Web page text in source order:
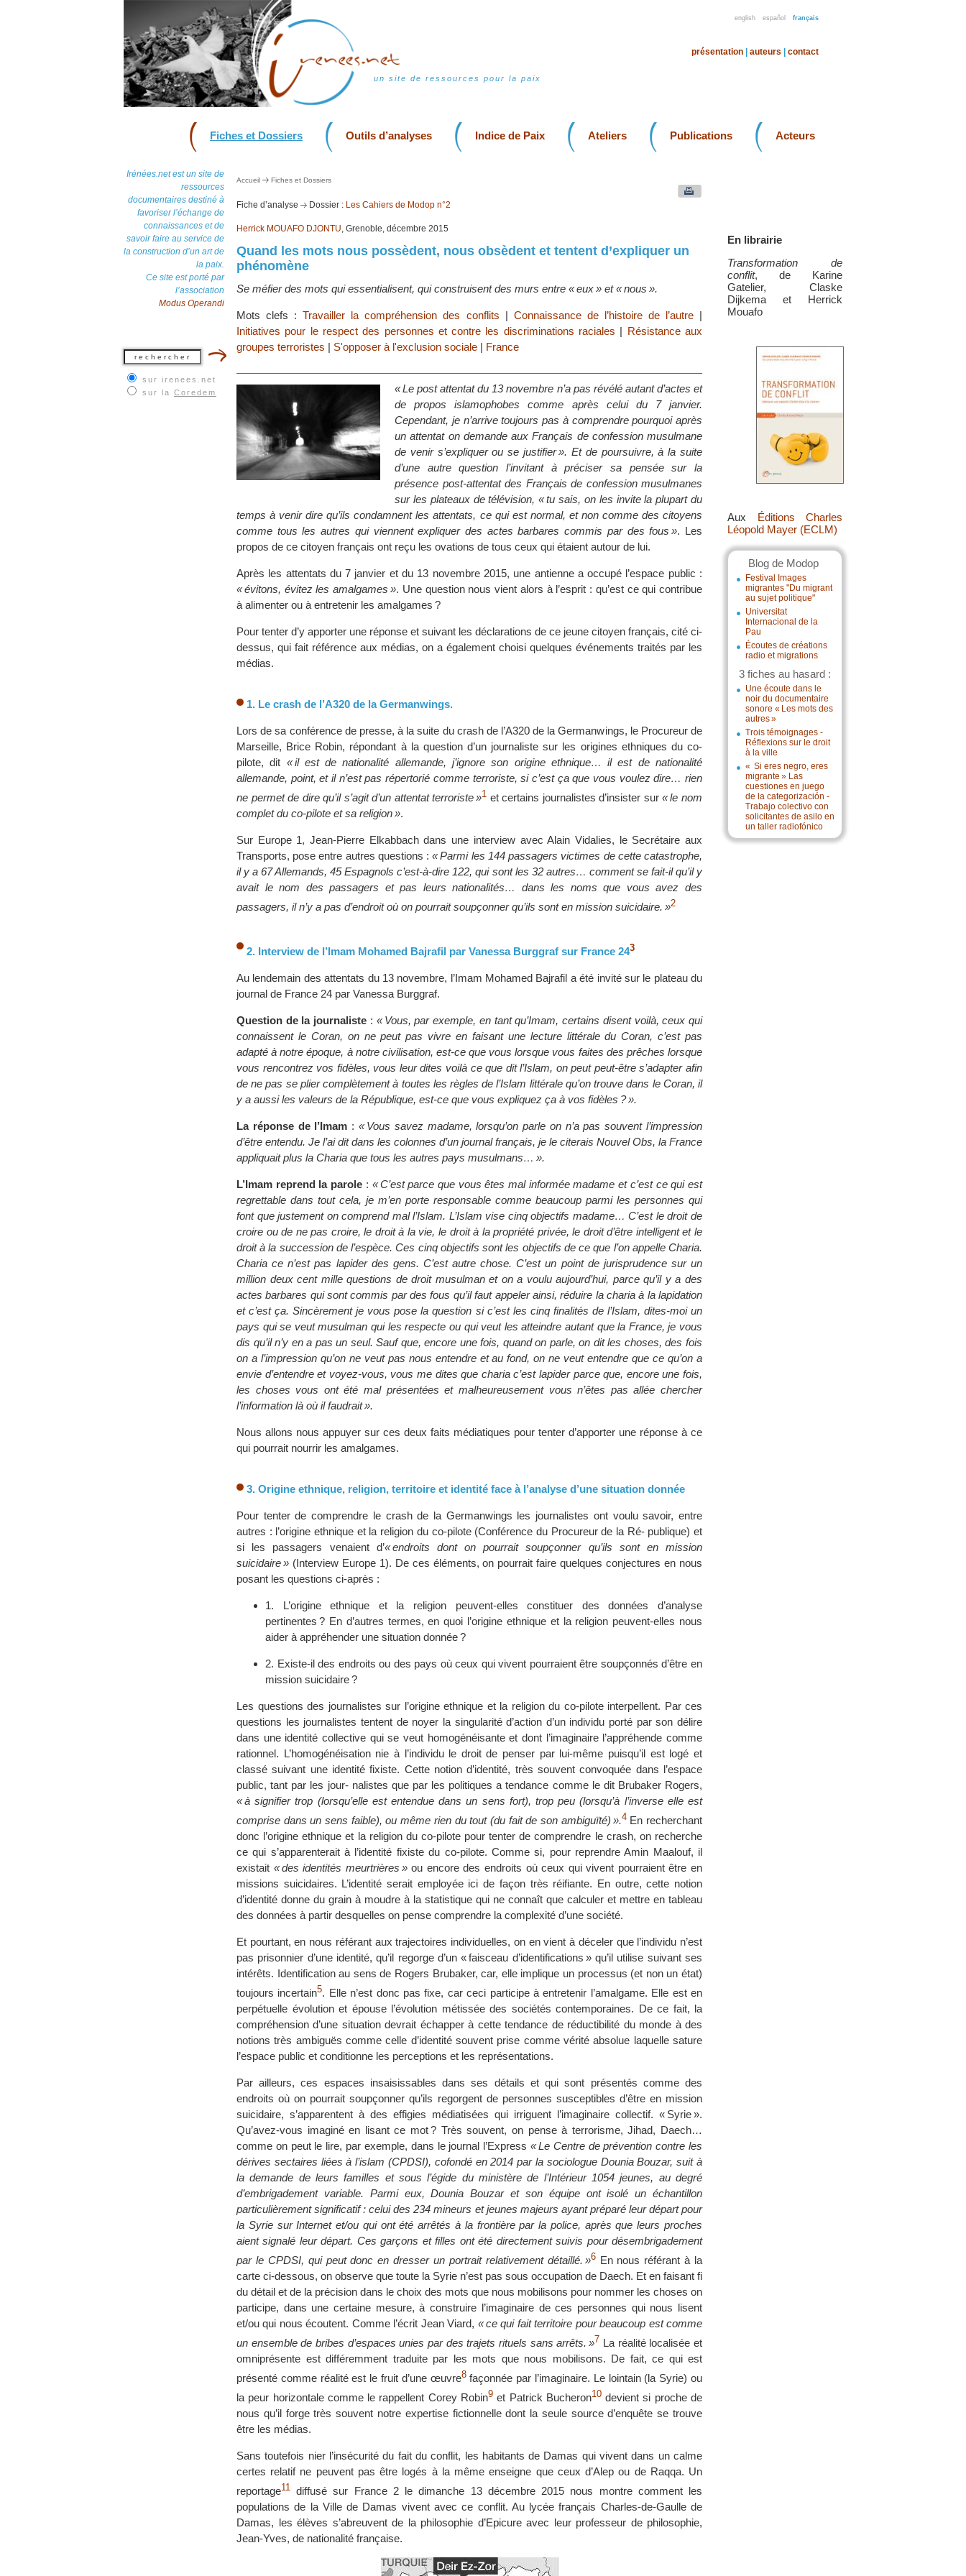
english español français
un site de ressources pour la paix
présentation auteurs contact
Fiches et Dossiers Outils d’analyses Indice de Paix Ateliers Publications Acteurs
Irénées.net est un site de
ressources
documentaires destiné à
favoriser l’échange de
connaissances et de
savoir faire au service de
la construction d’un art de
la paix.
Ce site est porté par
l’association
Modus Operandi
sur irenees.net
sur la Coredem
En librairie
Transformation de
conflit, de Karine
Gatelier, Claske
Dijkema et Herrick
Mouafo
Aux Éditions Charles
Léopold Mayer (ECLM)
Blog de Modop
Festival Images
migrantes "Du migrant
au sujet politique"
Universitat
Internacional de la
Pau
Écoutes de créations
radio et migrations
3 fiches au hasard :
Une écoute dans le
noir du documentaire
sonore « Les mots des
autres »
Trois témoignages -
Réflexions sur le droit
à la ville
« Si eres negro, eres
migrante » Las
cuestiones en juego
de la categorización -
Trabajo colectivo con
solicitantes de asilo en
un taller radiofónico
Accueil Fiches et Dossiers
Fiche d’analyse Dossier : Les Cahiers de Modop n°2
Herrick MOUAFO DJONTU, Grenoble, décembre 2015
Quand les mots nous possèdent, nous obsèdent et tentent d’expliquer un
phénomène
Se méfier des mots qui essentialisent, qui construisent des murs entre « eux » et « nous ».
Mots clefs :Travailler la compréhension des conflits | Connaissance de l’histoire de l’autre|
Initiatives pour le respect des personnes et contre les discriminations raciales | Résistance aux
groupes terroristes | S'opposer à l'exclusion sociale | France
« Le post attentat du 13 novembre n’a pas révélé autant d’actes et
de propos islamophobes comme après celui du 7 janvier.
Cependant, je n’arrive toujours pas à comprendre pourquoi après
un attentat on demande aux Français de confession musulmane
de venir s’expliquer ou se justifier ». Et de poursuivre, à la suite
d’une autre question l’invitant à préciser sa pensée sur la
présence post-attentat des Français de confession musulmanes
sur les plateaux de télévision, « tu sais, on les invite la plupart du
temps à venir dire qu’ils condamnent les attentats, ce qui est normal, et non comme des citoyens
comme tous les autres qui viennent expliquer des actes barbares commis par des fous ». Les
propos de ce citoyen français ont reçu les ovations de tous ceux qui étaient autour de lui.
Après les attentats du 7 janvier et du 13 novembre 2015, une antienne a occupé l’espace public :
« évitons, évitez les amalgames ». Une question nous vient alors à l’esprit : qu’est ce qui contribue
à alimenter ou à entretenir les amalgames ?
Pour tenter d’y apporter une réponse et suivant les déclarations de ce jeune citoyen français, cité ci-
dessus, qui fait référence aux médias, on a également choisi quelques événements traités par les
médias.
1. Le crash de l’A320 de la Germanwings.
Lors de sa conférence de presse, à la suite du crash de l’A320 de la Germanwings, le Procureur de
Marseille, Brice Robin, répondant à la question d’un journaliste sur les origines ethniques du co-
pilote, dit « il est de nationalité allemande, j’ignore son origine ethnique… il est de nationalité
allemande, point, et il n’est pas répertorié comme terroriste, si c’est ça que vous voulez dire… rien
ne permet de dire qu’il s’agit d’un attentat terroriste »1 et certains journalistes d’insister sur« le nom
complet du co-pilote et sa religion ».
Sur Europe 1, Jean-Pierre Elkabbach dans une interview avec Alain Vidalies, le Secrétaire aux
Transports, pose entre autres questions :« Parmi les 144 passagers victimes de cette catastrophe,
il y a 67 Allemands, 45 Espagnols c’est-à-dire 122, qui sont les 32 autres… comment se fait-il qu’il y
avait le nom des passagers et pas leurs nationalités… dans les noms que vous avez des
passagers, il n’y a pas d’endroit où on pourrait soupçonner qu’ils sont en mission suicidaire. »2
2. Interview de l’Imam Mohamed Bajrafil par Vanessa Burggraf sur France 243
Au lendemain des attentats du 13 novembre, l’Imam Mohamed Bajrafil a été invité sur le plateau du
journal de France 24 par Vanessa Burggraf.
Question de la journaliste : « Vous, par exemple, en tant qu’Imam, certains disent voilà, ceux qui
connaissent le Coran, on ne peut pas vivre en faisant une lecture littérale du Coran, c’est pas
adapté à notre époque, à notre civilisation, est-ce que vous lorsque vous faites des prêches lorsque
vous rencontrez vos fidèles, vous leur dites voilà ce que dit l’Islam, on peut peut-être s’adapter afin
de ne pas se plier complètement à toutes les règles de l’Islam littérale qu’on trouve dans le Coran, il
y a aussi les valeurs de la République, est-ce que vous expliquez ça à vos fidèles ? ».
La réponse de l’Imam : « Vous savez madame, lorsqu’on parle on n’a pas souvent l’impression
d’être entendu. Je l’ai dit dans les colonnes d’un journal français, je le citerais Nouvel Obs, la France
appliquait plus la Charia que tous les autres pays musulmans… ».
L’Imam reprend la parole : « C’est parce que vous êtes mal informée madame et c’est ce qui est
regrettable dans tout cela, je m’en porte responsable comme beaucoup parmi les personnes qui
font que justement on comprend mal l’Islam. L’Islam vise cinq objectifs madame… C’est le droit de
croire ou de ne pas croire, le droit à la vie, le droit à la propriété privée, le droit d’être intelligent et le
droit à la succession de l’espèce. Ces cinq objectifs sont les objectifs de ce que l’on appelle Charia.
Charia ce n’est pas lapider des gens. C’est autre chose. C’est un point de jurisprudence sur un
million deux cent mille questions de droit musulman et on a voulu aujourd’hui, parce qu’il y a des
actes barbares qui sont commis par des fous qu’il faut appeler ainsi, réduire la charia à la lapidation
et c’est ça. Sincèrement je vous pose la question si c’est les cinq finalités de l’Islam, dites-moi un
pays qui se veut musulman qui les respecte ou qui veut les atteindre autant que la France, je vous
dis qu’il n’y en a pas un seul. Sauf que, encore une fois, quand on parle, on dit les choses, des fois
on a l’impression qu’on ne veut pas nous entendre et au fond, on ne veut entendre que ce qu’on a
envie d’entendre et voyez-vous, vous me dites que charia c’est lapider parce que, encore une fois,
les choses vous ont été mal présentées et malheureusement vous n’êtes pas allée chercher
l’information là où il faudrait ».
Nous allons nous appuyer sur ces deux faits médiatiques pour tenter d’apporter une réponse à ce
qui pourrait nourrir les amalgames.
3. Origine ethnique, religion, territoire et identité face à l’analyse d’une situation donnée
Pour tenter de comprendre le crash de la Germanwings les journalistes ont voulu savoir, entre
autres : l’origine ethnique et la religion du co-pilote (Conférence du Procureur de la Ré- publique) et
si les passagers venaient d’« endroits dont on pourrait soupçonner qu’ils sont en mission
suicidaire » (Interview Europe 1). De ces éléments, on pourrait faire quelques conjectures en nous
posant les questions ci-après :
1. L’origine ethnique et la religion peuvent-elles constituer des données d’analyse
pertinentes ? En d’autres termes, en quoi l’origine ethnique et la religion peuvent-elles nous
aider à appréhender une situation donnée ?
2. Existe-il des endroits ou des pays où ceux qui vivent pourraient être soupçonnés d’être en
mission suicidaire ?
Les questions des journalistes sur l’origine ethnique et la religion du co-pilote interpellent. Par ces
questions les journalistes tentent de noyer la singularité d’action d’un individu porté par son délire
dans une identité collective qui se veut homogénéisante et dont l’imaginaire l’appréhende comme
rationnel. L’homogénéisation nie à l’individu le droit de penser par lui-même puisqu’il est logé et
classé suivant une identité fixiste. Cette notion d’identité, très souvent convoquée dans l’espace
public, tant par les jour- nalistes que par les politiques a tendance comme le dit Brubaker Rogers,
« à signifier trop (lorsqu’elle est entendue dans un sens fort), trop peu (lorsqu’à l’inverse elle est
comprise dans un sens faible), ou même rien du tout (du fait de son ambiguïté) ».4En recherchant
donc l’origine ethnique et la religion du co-pilote pour tenter de comprendre le crash, on recherche
ce qui s’apparenterait à l’identité fixiste du co-pilote. Comme si, pour reprendre Amin Maalouf, il
existait « des identités meurtrières »ou encore des endroits où ceux qui vivent pourraient être en
missions suicidaires. L’identité serait employée ici de façon très réifiante. En outre, cette notion
d’identité donne du grain à moudre à la statistique qui ne connaît que calculer et mettre en tableau
des données à partir desquelles on pense comprendre la complexité d’une société.
Et pourtant, en nous référant aux trajectoires individuelles, on en vient à déceler que l’individu n’est
pas prisonnier d’une identité, qu’il regorge d’un « faisceau d’identifications » qu’il utilise suivant ses
intérêts. Identification au sens de Rogers Brubaker, car, elle implique un processus (et non un état)
toujours incertain5. Elle n’est donc pas fixe, car ceci participe à entretenir l’amalgame. Elle est en
perpétuelle évolution et épouse l’évolution métissée des sociétés contemporaines. De ce fait, la
compréhension d’une situation devrait échapper à cette tendance de réductibilité du monde à des
notions très ambiguës comme celle d’identité souvent prise comme vérité absolue laquelle sature
l’espace public et conditionne les perceptions et les représentations.
Par ailleurs, ces espaces insaisissables dans ses détails et qui sont présentés comme des
endroits où on pourrait soupçonner qu’ils regorgent de personnes susceptibles d’être en mission
suicidaire, s’apparentent à des effigies médiatisées qui irriguent l’imaginaire collectif. « Syrie ».
Qu’avez-vous imaginé en lisant ce mot ? Très souvent, on pense à terrorisme, Jihad, Daech…
comme on peut le lire, par exemple, dans le journal l’Express « Le Centre de prévention contre les
dérives sectaires liées à l’islam (CPDSI), cofondé en 2014 par la sociologue Dounia Bouzar, suit à
la demande de leurs familles et sous l’égide du ministère de l’Intérieur 1054 jeunes, au degré
d’embrigadement variable. Parmi eux, Dounia Bouzar et son équipe ont isolé un échantillon
particulièrement significatif : celui des 234 mineurs et jeunes majeurs ayant préparé leur départ pour
la Syrie sur Internet et/ou qui ont été arrêtés à la frontière par la police, après que leurs proches
aient signalé leur départ. Ces garçons et filles ont été directement suivis pour désembrigadement
par le CPDSI, qui peut donc en dresser un portrait relativement détaillé. »6En nous référant à la
carte ci-dessous, on observe que toute la Syrie n’est pas sous occupation de Daech. Et en faisant fi
du détail et de la précision dans le choix des mots que nous mobilisons pour nommer les choses on
participe, dans une certaine mesure, à construire l’imaginaire de ces personnes qui nous lisent
et/ou qui nous écoutent. Comme l’écrit Jean Viard, « ce qui fait territoire pour beaucoup est comme
un ensemble de bribes d’espaces unies par des trajets rituels sans arrêts. »7 La réalité localisée et
omniprésente est différemment traduite par les mots que nous mobilisons. De fait, ce qui est
présenté comme réalité est le fruit d’une œuvre8façonnée par l’imaginaire. Le lointain (la Syrie) ou
la peur horizontale comme le rappellent Corey Robin9 et Patrick Bucheron10devient si proche de
nous qu’il forge très souvent notre expertise fictionnelle dont la seule source d’enquête se trouve
être les médias.
Sans toutefois nier l’insécurité du fait du conflit, les habitants de Damas qui vivent dans un calme
certes relatif ne peuvent pas être logés à la même enseigne que ceux d’Alep ou de Raqqa. Un
reportage11 diffusé sur France 2 le dimanche 13 décembre 2015 nous montre comment les
populations de la Ville de Damas vivent avec ce conflit. Au lycée français Charles-de-Gaulle de
Damas, les élèves s’abreuvent de la philosophie d’Epicure avec leur professeur de philosophie,
Jean-Yves, de nationalité française.